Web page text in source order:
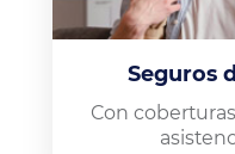
Seguros
Con